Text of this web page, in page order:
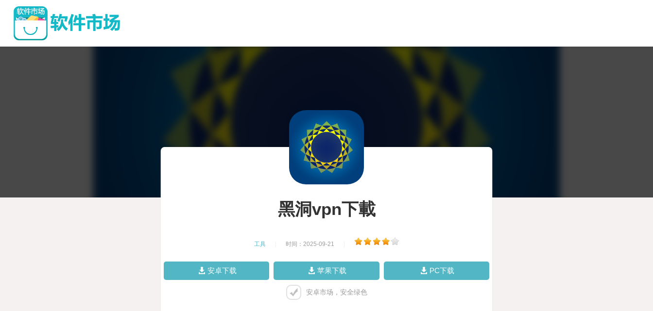
黑洞vpn下載
工具 时间：2025-09-21
安卓下载 苹果下载 PC下载
安卓市场，安全绿色